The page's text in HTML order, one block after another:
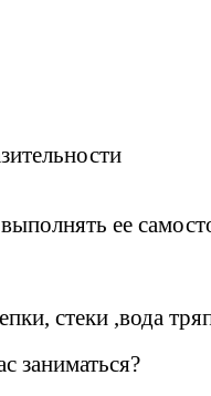
ее
стеки ,вода
заниматься?